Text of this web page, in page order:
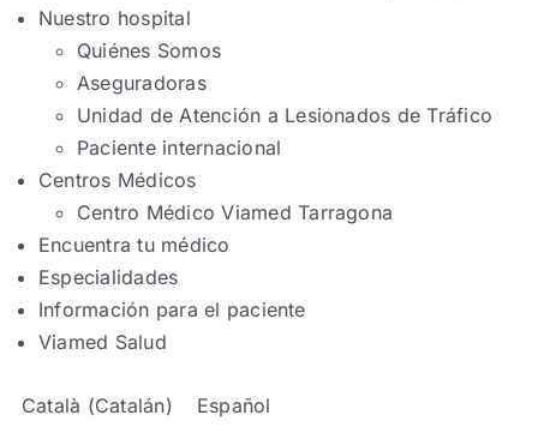
Nuestro hospital
Quiénes Somos
Aseguradoras
Unidad de Atención a Lesionados de Tráfico
Paciente internacional
Centros Médicos
Centro Médico Viamed Tarragona
Encuentra tu médico
Especialidades
Información para el paciente
Viamed Salud
Català (Catalán)
Español